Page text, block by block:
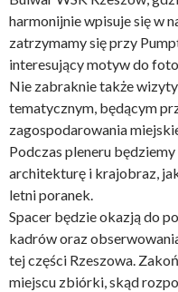
harmonijnie wpisuje się w
zatrzymamy się przy
interesujący motyw do
Nie zabraknie także
tematycznym, będącym
zagospodarowania
Podczas pleneru
architekturę i krajobraz,
letni poranek.
Spacer będzie okazją do
kadrów oraz
tej części Rzeszowa.
miejscu zbiórki, skąd